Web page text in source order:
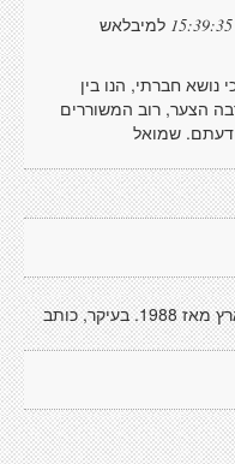
למיבלאש
נושא חברתי, הנו בין
הצער, רוב המשוררים
דעתם. שמואל
משורר ופעיל ציבור ידוע. יליד 1972. בארץ מאז 1988. בעיקר, כותב